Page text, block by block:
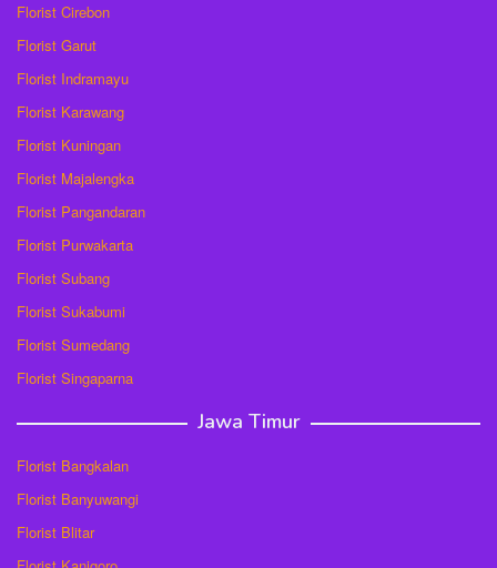
Florist Cirebon
Florist Garut
Florist Indramayu
Florist Karawang
Florist Kuningan
Florist Majalengka
Florist Pangandaran
Florist Purwakarta
Florist Subang
Florist Sukabumi
Florist Sumedang
Florist Singaparna
Jawa Timur
Florist Bangkalan
Florist Banyuwangi
Florist Blitar